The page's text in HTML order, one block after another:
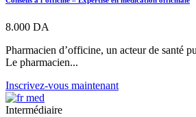
8.000 DA
Pharmacien d’officine, un acteur de santé
Le pharmacien...
Inscrivez-vous maintenant
Intermédiaire